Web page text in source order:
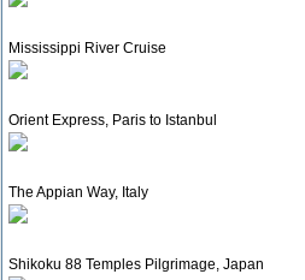
Mississippi River Cruise
Orient Express, Paris to Istanbul
The Appian Way, Italy
Shikoku 88 Temples Pilgrimage, Japan